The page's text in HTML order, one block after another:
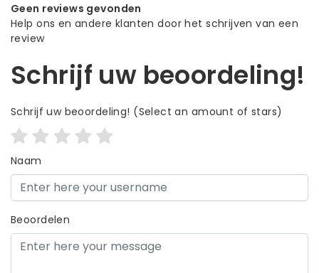
Geen reviews gevonden
Help ons en andere klanten door het schrijven van een
review
Schrijf uw beoordeling!
Schrijf uw beoordeling! (Select an amount of stars)
Naam
Beoordelen